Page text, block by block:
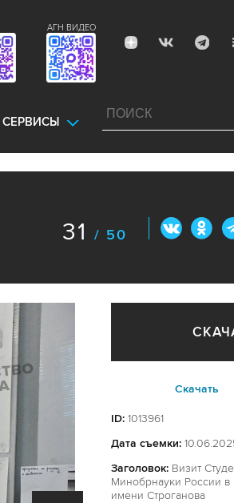
АГН ВИДЕО
СЕРВИСЫ
31 / 50
Cкачать
ID: 1013961
Дата съемки:
Заголовок: Визит
Минобрнауки России
имени Строганова